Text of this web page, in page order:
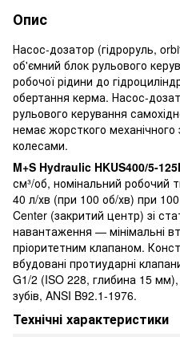
Опис
Насос-дозатор (гідроруль,
об'ємний блок рульового
робочої рідини до
обертання керма. Насос-
рульового керування
немає жорсткого
колесами.
M+S Hydraulic HKUS400/5-
см³/об, номінальний робочий
40 л/хв (при 100 об/хв) при
Center (закритий центр) зі
навантаження — мінімальні
пріоритетним клапаном.
вбудовані протиударні
G1/2 (ISO 228, глибина 15
зубів, ANSI B92.1-1976.
Технічні характеристики